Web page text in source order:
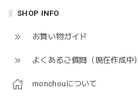
SHOP INFO
お買い物ガイド
よくあるご質問（現在作成中）
monchouについて